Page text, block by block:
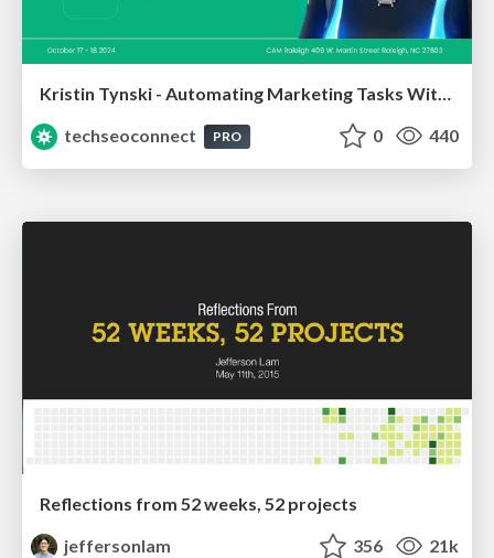
Kristin Tynski - Automating Marketing Tasks With AI
techseoconnect
PRO 0 440
Reflections from 52 weeks, 52 projects
jeffersonlam
356 21k